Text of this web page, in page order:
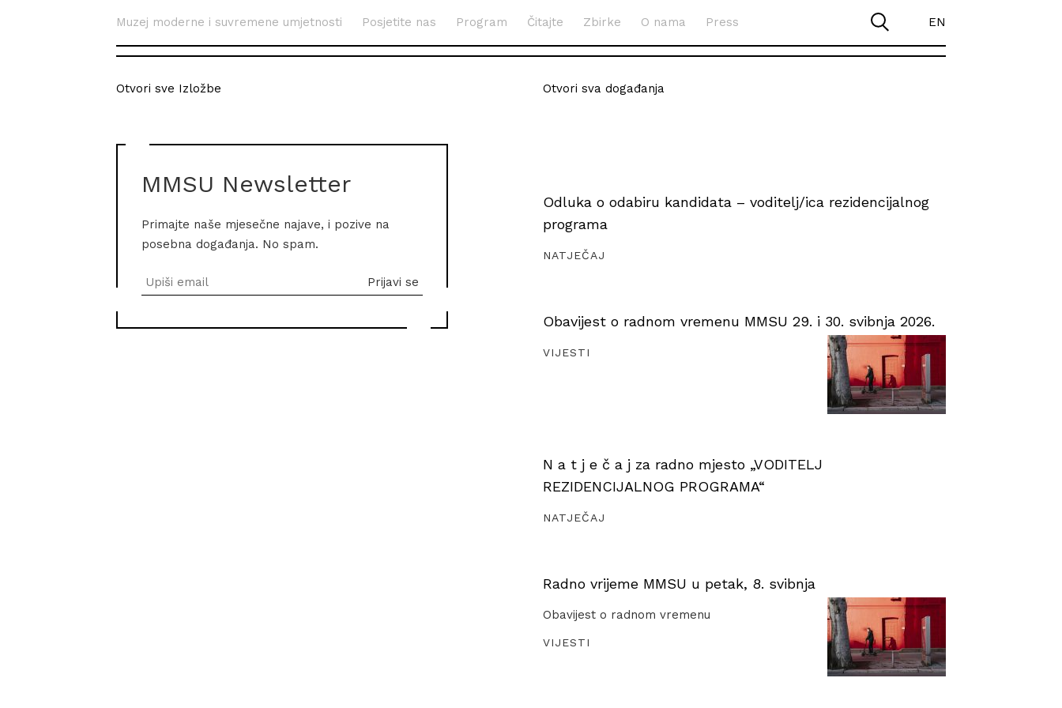
Muzej moderne i suvremene umjetnosti Posjetite nas Program Čitajte Zbirke O nama Press EN
Otvori sve Izložbe
MMSU Newsletter
Primajte naše mjesečne najave, i pozive na
posebna događanja. No spam.
Otvori sva događanja
Odluka o odabiru kandidata – voditelj/ica rezidencijalnog
programa
NATJEČAJ
Obavijest o radnom vremenu MMSU 29. i 30. svibnja 2026.
VIJESTI
N a t j e č a j za radno mjesto „VODITELJ
REZIDENCIJALNOG PROGRAMA“
NATJEČAJ
Radno vrijeme MMSU u petak, 8. svibnja
Obavijest o radnom vremenu
VIJESTI